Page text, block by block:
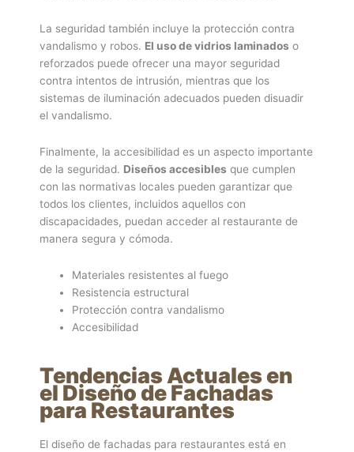
La seguridad también incluye la protección contra
vandalismo y robos. El uso de vidrios laminados o
reforzados puede ofrecer una mayor seguridad
contra intentos de intrusión, mientras que los
sistemas de iluminación adecuados pueden disuadir
el vandalismo.
Finalmente, la accesibilidad es un aspecto importante
de la seguridad. Diseños accesibles que cumplen
con las normativas locales pueden garantizar que
todos los clientes, incluidos aquellos con
discapacidades, puedan acceder al restaurante de
manera segura y cómoda.
Materiales resistentes al fuego
Resistencia estructural
Protección contra vandalismo
Accesibilidad
Tendencias Actuales en
el Diseño de Fachadas
para Restaurantes
El diseño de fachadas para restaurantes está en